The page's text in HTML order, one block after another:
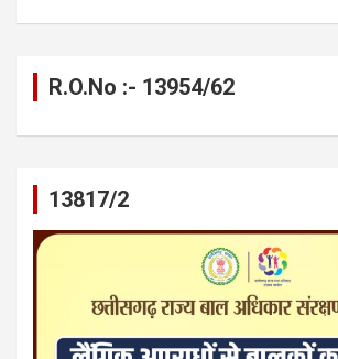
R.O.No :- 13954/62
13817/2